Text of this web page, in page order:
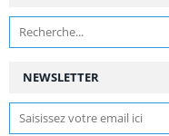
NEWSLETTER